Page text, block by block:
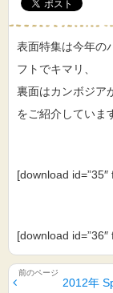
表面特集は今年の
フトでキマリ、
裏面はカンボジア
をご紹介していま
[download id=”35″
[download id=”36″
2012年